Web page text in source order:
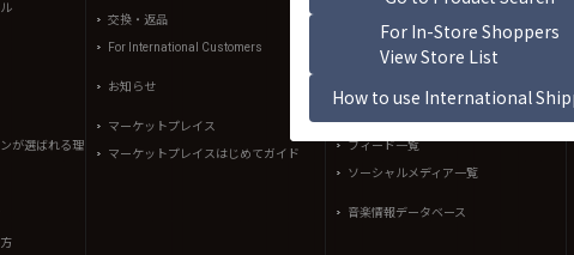
が選ばれる理
交換・返品
For International Customers
お知らせ
マーケットプレイス
マーケットプレイスはじめてガイド
intoxicate
TOWER PLUS+
イントキブログ
K-POPブログ
フィード一覧
ソーシャルメディア一覧
音楽情報データベース